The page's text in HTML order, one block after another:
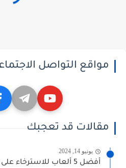
مواقع التواصل الاجتماعي
مقالات قد تعجبك
يونيو 14, 2024